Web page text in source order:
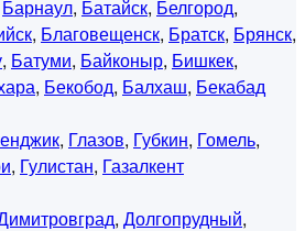
Барнаул, Батайск, Белгород,
, Благовещенск, Братск, Брянск,
, Батуми, Байконыр, Бишкек,
, Бекобод, Балхаш, Бекабад
, Глазов, Губкин, Гомель,
, Гулистан, Газалкент
, Долгопрудный,